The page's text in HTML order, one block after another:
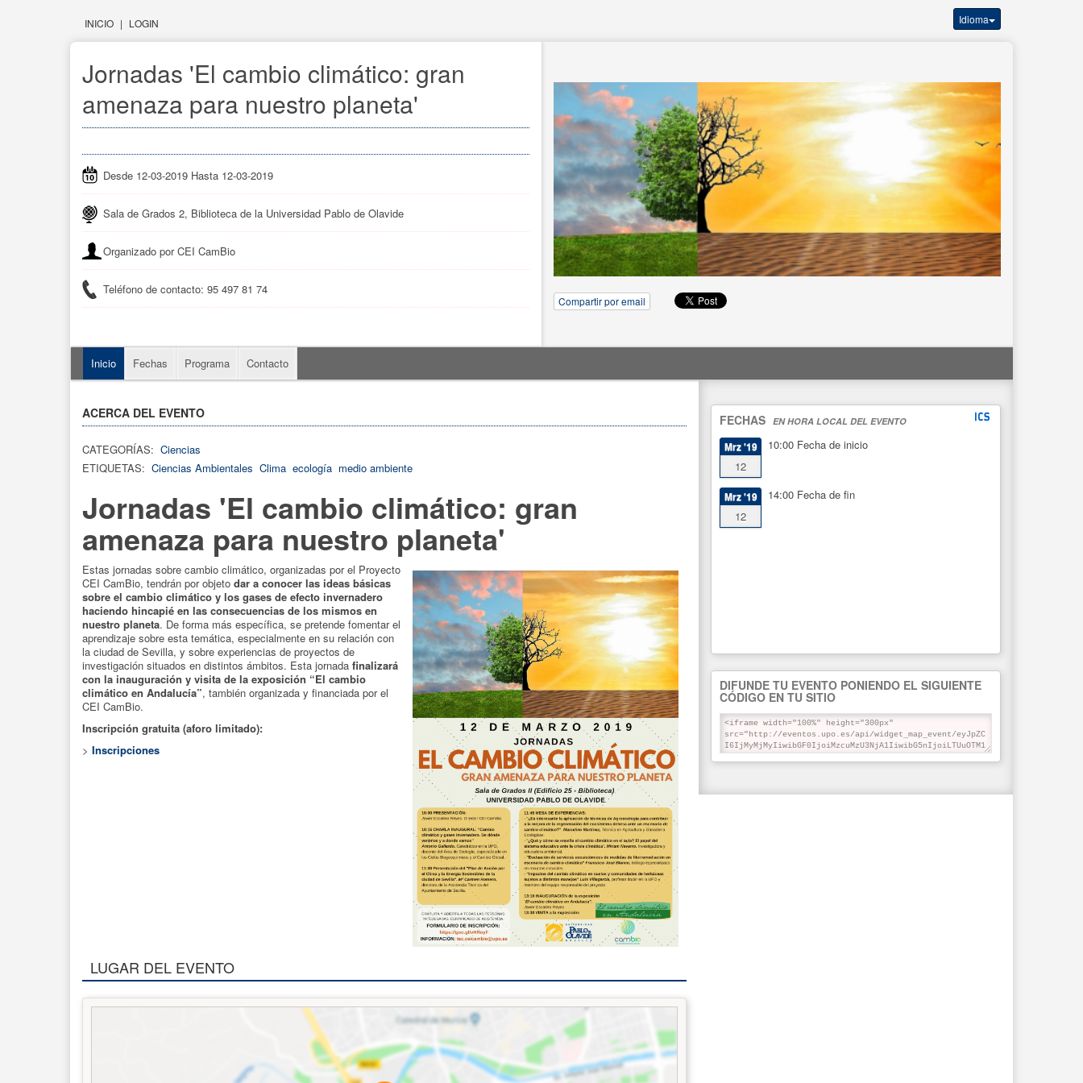
INICIO | LOGIN Idioma
Jornadas 'El cambio climático: gran
amenaza para nuestro planeta'
Desde 12-03-2019 Hasta 12-03-2019
Sala de Grados 2, Biblioteca de la Universidad Pablo de Olavide
Organizado por CEI CamBio
Teléfono de contacto: 95 497 81 74
Compartir por email
Inicio Fechas Programa Contacto
ACERCA DEL EVENTO
CATEGORÍAS: Ciencias
ETIQUETAS: Ciencias Ambientales Clima ecología medio ambiente
Jornadas 'El cambio climático: gran
amenaza para nuestro planeta'
Estas jornadas sobre cambio climático, organizadas por el Proyecto
CEI CamBio, tendrán por objeto dar a conocer las ideas básicas
sobre el cambio climático y los gases de efecto invernadero
haciendo hincapié en las consecuencias de los mismos en
nuestro planeta. De forma más específica, se pretende fomentar el
aprendizaje sobre esta temática, especialmente en su relación con
la ciudad de Sevilla, y sobre experiencias de proyectos de
investigación situados en distintos ámbitos. Esta jornada finalizará
con la inauguración y visita de la exposición “El cambio
climático en Andalucía”, también organizada y financiada por el
CEI CamBio.
Inscripción gratuita (aforo limitado):
> Inscripciones
LUGAR DEL EVENTO
FECHAS EN HORA LOCAL DEL EVENTO
Mrz '19
12
10:00 Fecha de inicio
Mrz '19
12
14:00 Fecha de fin
DIFUNDE TU EVENTO PONIENDO EL SIGUIENTE
CÓDIGO EN TU SITIO